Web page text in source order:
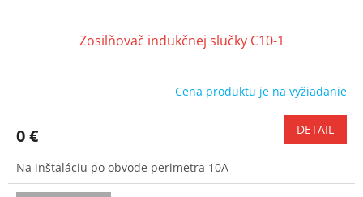
Zosilňovač indukčnej slučky C10-1
Cena produktu je na vyžiadanie
0 € DETAIL
Na inštaláciu po obvode perimetra 10A